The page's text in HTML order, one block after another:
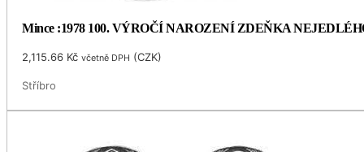
Mince :1978 100. VÝROČÍ NAROZENÍ ZDEŇKA
2,115.66 Kč včetně DPH (CZK)
Stříbro